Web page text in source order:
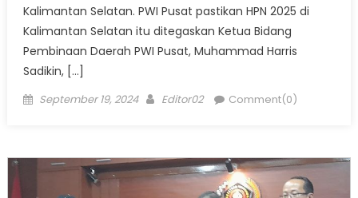
Kalimantan Selatan. PWI Pusat pastikan HPN 2025 di
Kalimantan Selatan itu ditegaskan Ketua Bidang
Pembinaan Daerah PWI Pusat, Muhammad Harris
Sadikin, […]
Posted
September 19, 2024 Author
Editor02 Comment(0)